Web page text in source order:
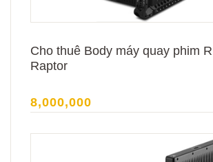
Cho thuê Body máy quay phim
Raptor
8,000,000